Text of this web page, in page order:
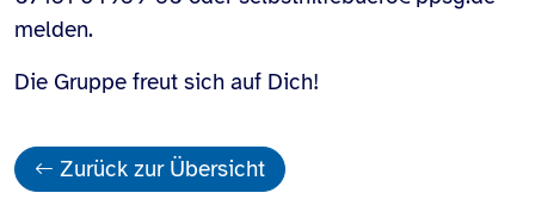
melden.
Die Gruppe freut sich auf Dich!
Zurück zur Übersicht